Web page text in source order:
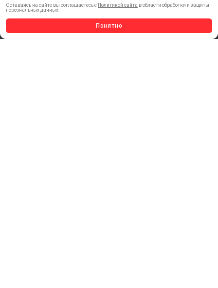
Оставаясь на сайте вы соглашаетесь с Политикой сайта в области обработки и защиты
персональных данных.
Понятно
НОВИНКИ